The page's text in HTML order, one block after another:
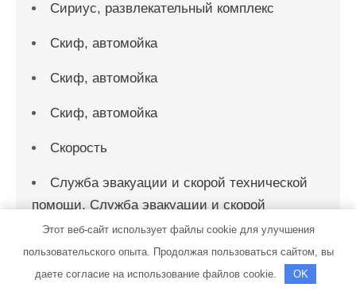
Сириус, развлекательный комплекс
Скиф, автомойка
Скиф, автомойка
Скиф, автомойка
Скорость
Служба эвакуации и скорой технической
помощи, Служба эвакуации и скорой
технической помощи
Солексавто-Сибирь, официальный дилер
Sitrak, Howo, Daf
Этот веб-сайт использует файлы cookie для улучшения
пользовательского опыта. Продолжая пользоваться сайтом, вы
даете согласие на использование файлов cookie.
OK